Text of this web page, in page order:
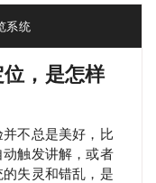
系统
，是怎样
不总是美好，比
触发讲解，或者
失灵和错乱，是